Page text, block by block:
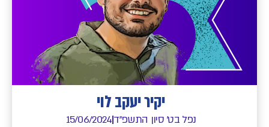
יקיר יעקב לוי
נפל בט' סיון התשפ"ד15/06/2024